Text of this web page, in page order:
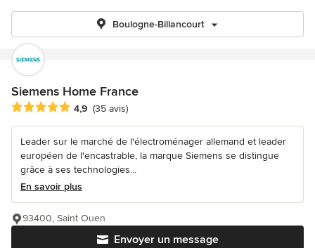
Boulogne-Billancourt
Siemens Home France
Note moyenne : 4.9 étoiles sur 5
4,9 (35 avis)
Leader sur le marché de l'électroménager allemand et leader
européen de l'encastrable, la marque Siemens se distingue
grâce à ses technologies...
En savoir plus
Envoyer un message
93400, Saint Ouen